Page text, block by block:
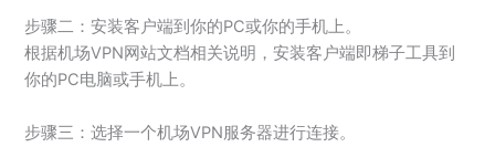
步骤二：安装客户端到你的PC或你的手机上。
根据机场VPN网站文档相关说明，安装客户端即梯子工具到
你的PC电脑或手机上。
步骤三：选择一个机场VPN服务器进行连接。